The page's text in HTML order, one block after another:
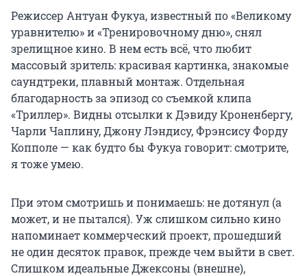
Режиссер Антуан Фукуа, известный по «Великому
уравнителю» и «Тренировочному дню», снял
зрелищное кино. В нем есть всё, что любит
массовый зритель: красивая картинка, знакомые
саундтреки, плавный монтаж. Отдельная
благодарность за эпизод со съемкой клипа
«Триллер». Видны отсылки к Дэвиду Кроненбергу,
Чарли Чаплину, Джону Лэндису, Фрэнсису Форду
Копполе — как будто бы Фукуа говорит: смотрите,
я тоже умею.
При этом смотришь и понимаешь: не дотянул (а
может, и не пытался). Уж слишком сильно кино
напоминает коммерческий проект, прошедший
не один десяток правок, прежде чем выйти в свет.
Слишком идеальные Джексоны (внешне),